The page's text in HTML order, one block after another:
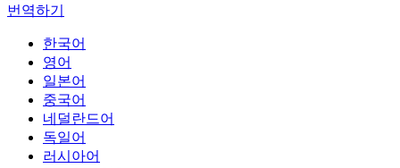
번역하기
한국어
영어
일본어
중국어
네덜란드어
독일어
러시아어